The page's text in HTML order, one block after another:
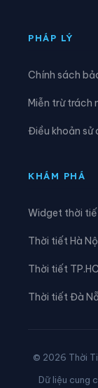
Xã Hiệp Hưng
Xã Long Hưng
PHÁP LÝ
Chính sách
Miễn trừ trách
Điều khoản sử
KHÁM PHÁ
Widget thời
Thời tiết Hà
Thời tiết
Thời tiết Đà
© 2026 Thời
Dữ liệu cung